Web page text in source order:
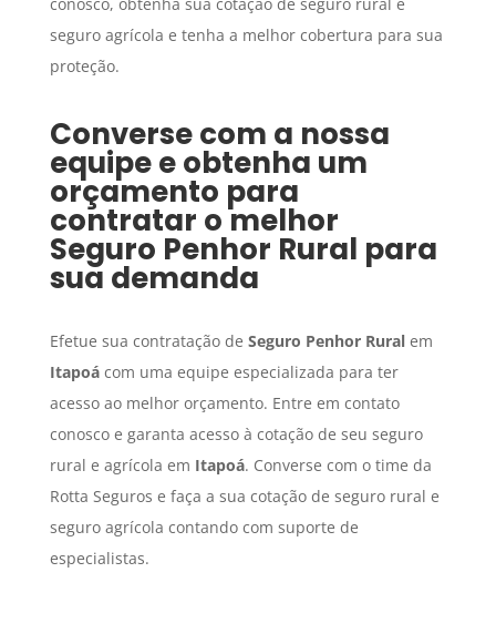
seguro agrícola e tenha a melhor cobertura para sua
proteção.
Converse com a nossa
equipe e obtenha um
orçamento para
contratar o melhor
Seguro Penhor Rural para
sua demanda
Efetue sua contratação de Seguro Penhor Ruralem
Itapoácom uma equipe especializada para ter
acesso ao melhor orçamento. Entre em contato
conosco e garanta acesso à cotação de seu seguro
rural e agrícola em Itapoá. Converse com o time da
Rotta Seguros e faça a sua cotação de seguro rural e
seguro agrícola contando com suporte de
especialistas.